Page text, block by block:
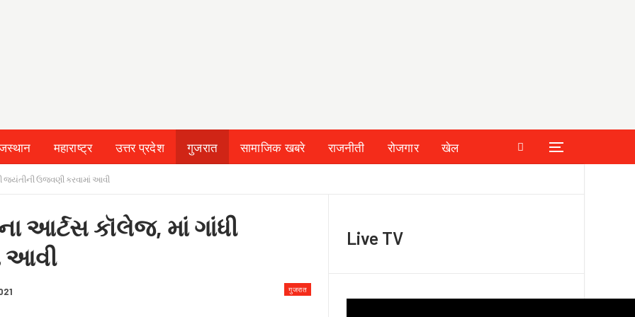
महाराष्ट्र उत्तर प्रदेश गुजरात सामाजिक खबरे राजनीती रोजगार
खेल
& CONDITION
જયંતીની ઉજવણી કરવામાં આવી
આર્ટસ કૉલેજ, માં ગાંધી
આવી
गुजरात
Live TV